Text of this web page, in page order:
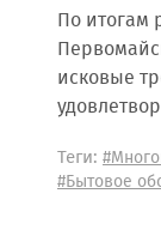
По итогам
исковые
Теги:
#Бытовое